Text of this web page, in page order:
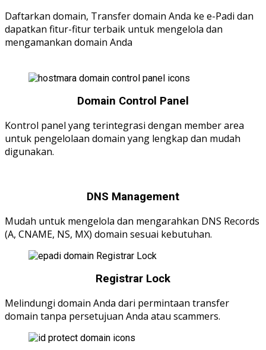
Daftarkan domain, Transfer domain Anda ke e-Padi dan
dapatkan fitur-fitur terbaik untuk mengelola dan
mengamankan domain Anda
Domain Control Panel
Kontrol panel yang terintegrasi dengan member area
untuk pengelolaan domain yang lengkap dan mudah
digunakan.
DNS Management
Mudah untuk mengelola dan mengarahkan DNS Records
(A, CNAME, NS, MX) domain sesuai kebutuhan.
Registrar Lock
Melindungi domain Anda dari permintaan transfer
domain tanpa persetujuan Anda atau scammers.